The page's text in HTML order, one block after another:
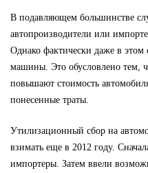
В подавляющем большинстве
автопроизводители или
Однако фактически даже в этом
машины. Это обусловлено тем,
повышают стоимость
понесенные траты.
Утилизационный сбор на
взимать еще в 2012 году.
импортеры. Затем ввели